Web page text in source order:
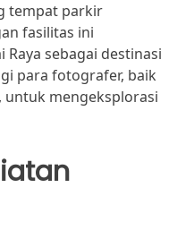
tempat parkir
fasilitas ini
Raya sebagai destinasi
para fotografer, baik
mengeksplorasi